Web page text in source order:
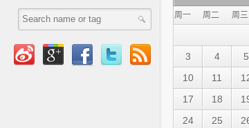
周一 周二 周三
3
4 5
10
11
17
18
24
25